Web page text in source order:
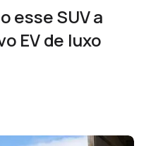
esse SUV a
EV de luxo